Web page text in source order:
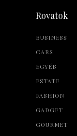
Rovatok
BUSINESS
CARS
EGYÉB
ESTATE
FASHION
GADGET
GOURMET